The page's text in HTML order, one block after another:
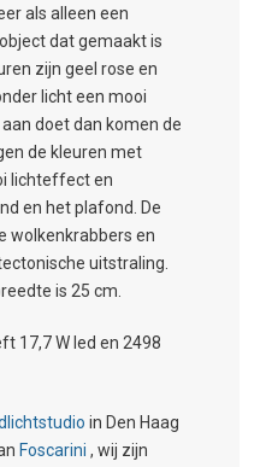
als alleen een
dat gemaakt is
zijn geel rose en
licht een mooi
doet dan komen de
de kleuren met
lichteffect en
en het plafond. De
wolkenkrabbers en
uitstraling.
is 25 cm.
17,7 W led en 2498
in Den Haag
Foscarini , wij zijn